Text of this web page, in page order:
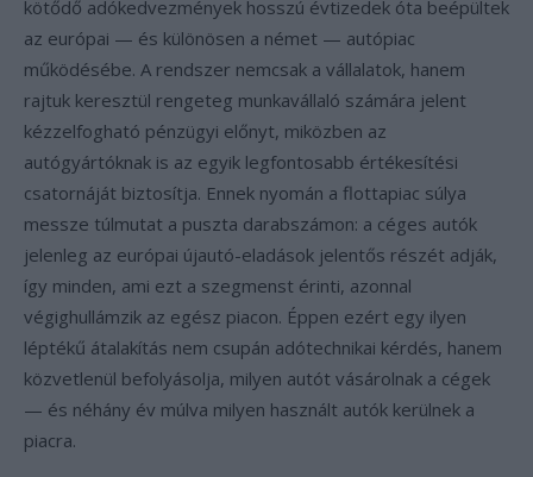
kötődő adókedvezmények hosszú évtizedek óta beépültek
az európai — és különösen a német — autópiac
működésébe. A rendszer nemcsak a vállalatok, hanem
rajtuk keresztül rengeteg munkavállaló számára jelent
kézzelfogható pénzügyi előnyt, miközben az
autógyártóknak is az egyik legfontosabb értékesítési
csatornáját biztosítja. Ennek nyomán a flottapiac súlya
messze túlmutat a puszta darabszámon: a céges autók
jelenleg az európai újautó-eladások jelentős részét adják,
így minden, ami ezt a szegmenst érinti, azonnal
végighullámzik az egész piacon. Éppen ezért egy ilyen
léptékű átalakítás nem csupán adótechnikai kérdés, hanem
közvetlenül befolyásolja, milyen autót vásárolnak a cégek
— és néhány év múlva milyen használt autók kerülnek a
piacra.